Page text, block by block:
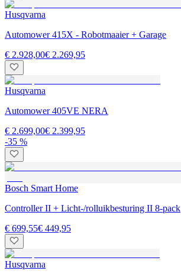
Husqvarna
Automower 415X - Robotmaaier + Garage
€ 2.928,00€ 2.269,95
Husqvarna
Automower 405VE NERA
€ 2.699,00€ 2.399,95
-35 %
Bosch Smart Home
Controller II + Licht-/rolluikbesturing II 8-pack
€ 699,55€ 449,95
Husqvarna